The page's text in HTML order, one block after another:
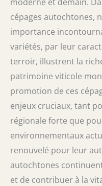
cépages autochtones,
importance
variétés, par leur
terroir, illustrent la
patrimoine viticole
promotion de ces
enjeux cruciaux, tant
régionale forte que
environnementaux
renouvelé pour leur
autochtones
et de contribuer à la